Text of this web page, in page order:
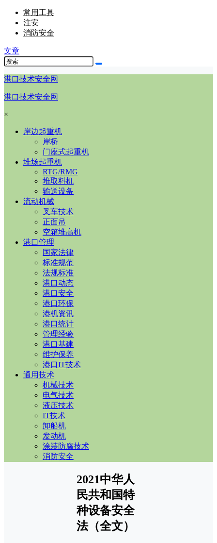
常用工具
注安
消防安全
文章
港口技术安全网
港口技术安全网
×
岸边起重机
岸桥
门座式起重机
堆场起重机
RTG/RMG
堆取料机
输送设备
流动机械
叉车技术
正面吊
空箱堆高机
港口管理
国家法律
标准规范
法规标准
港口动态
港口安全
港口环保
港机资讯
港口统计
管理经验
港口基建
维护保养
港口IT技术
通用技术
机械技术
电气技术
液压技术
IT技术
卸船机
发动机
涂装防腐技术
消防安全
2021中华人
民共和国特
种设备安全
法（全文）